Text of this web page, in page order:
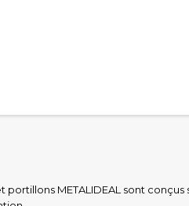
portillons METALIDEAL sont